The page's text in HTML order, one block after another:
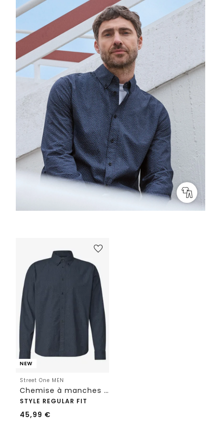
NEW
Street One MEN
Chemise à manches longues en popeline imprimée
STYLE REGULAR FIT
45,99 €